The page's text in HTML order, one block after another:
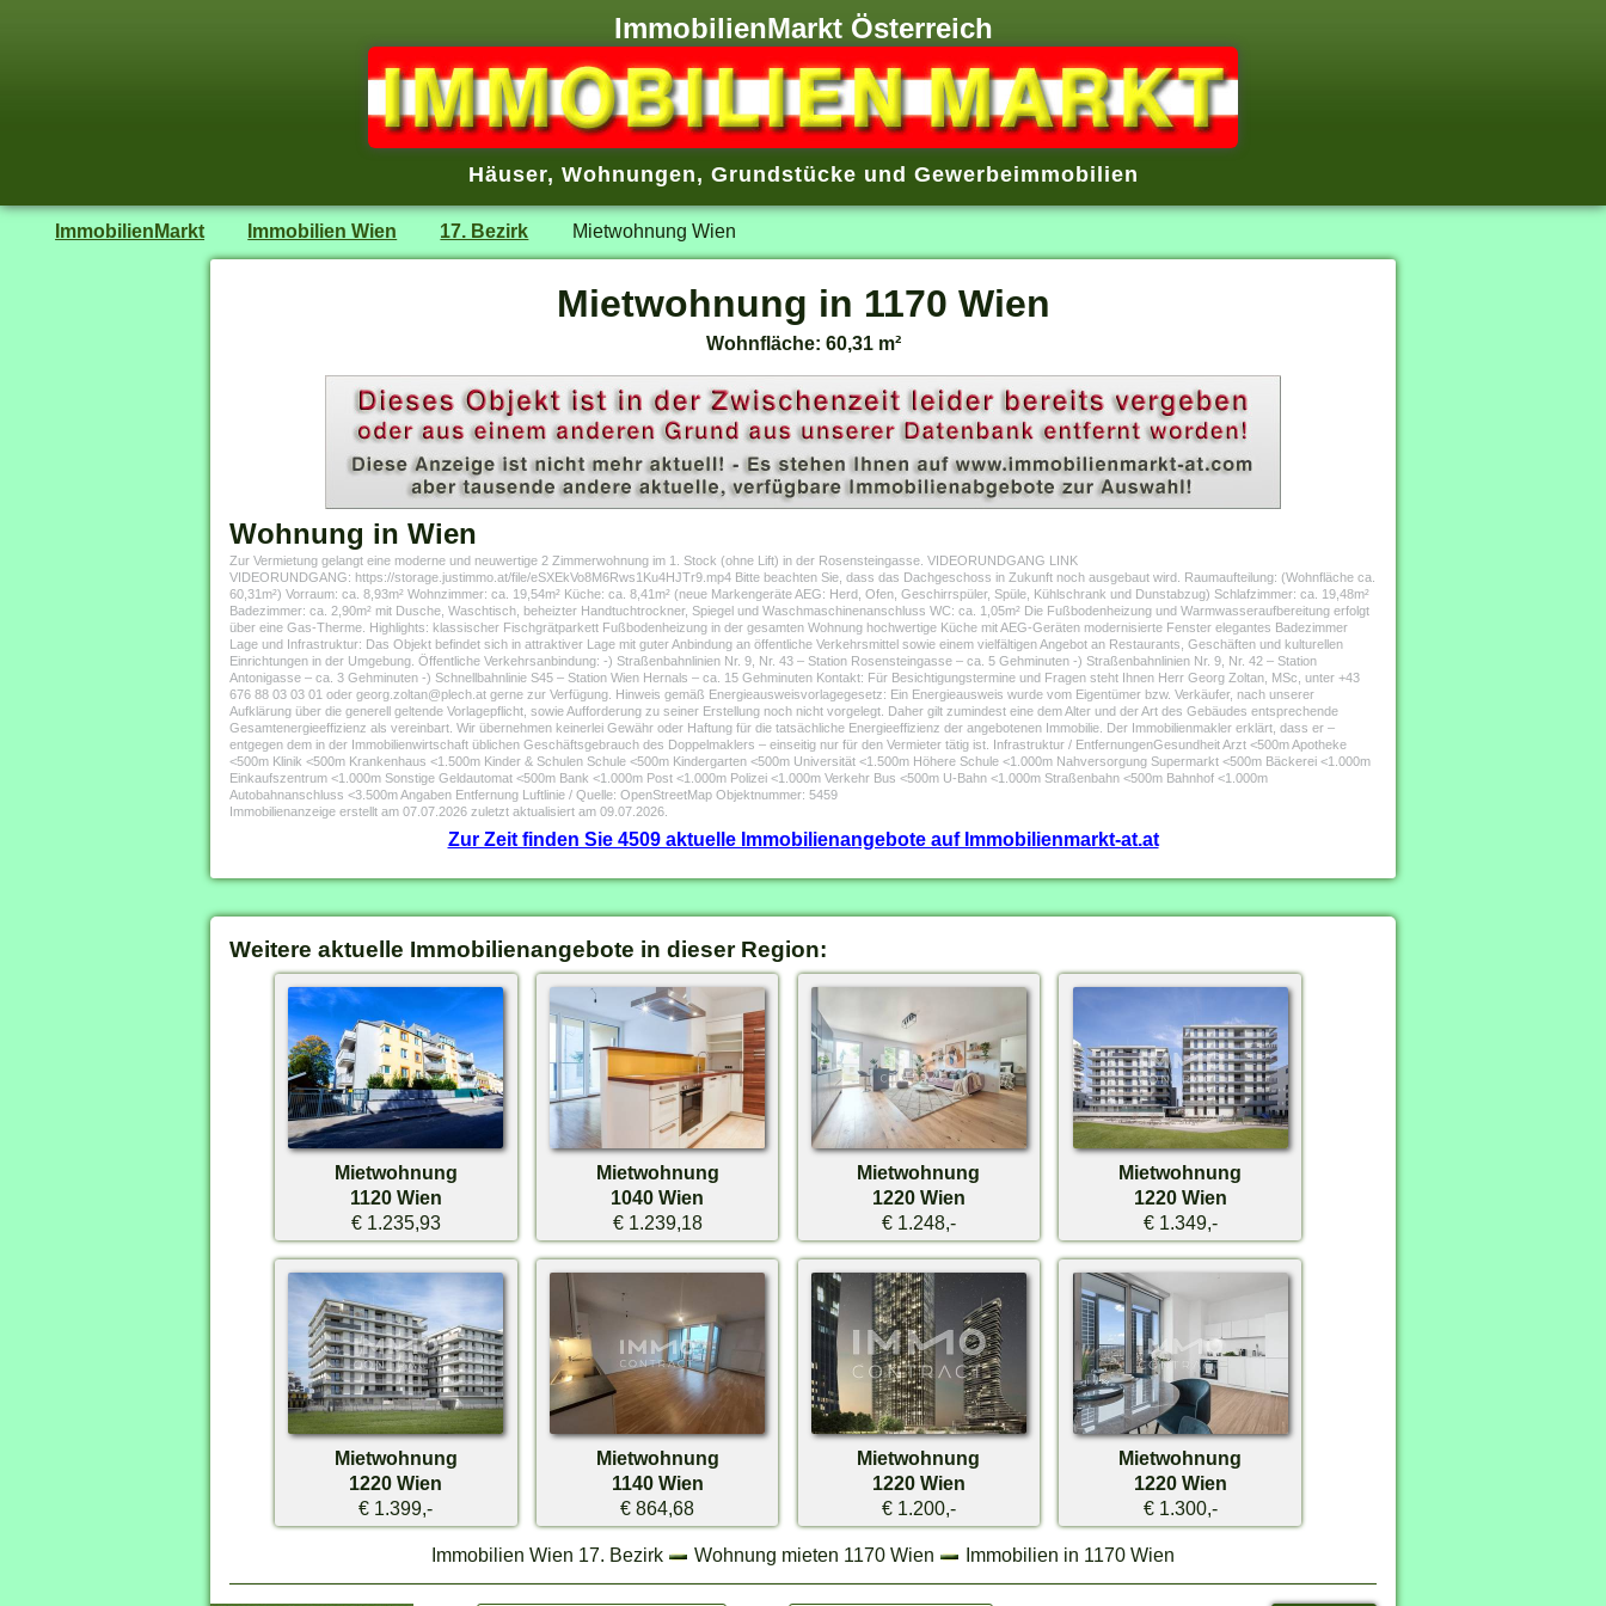
ImmobilienMarkt Österreich
Häuser, Wohnungen, Grundstücke und Gewerbeimmobilien
ImmobilienMarkt Immobilien Wien 17. Bezirk Mietwohnung Wien
Mietwohnung in 1170 Wien
Wohnfläche: 60,31 m²
Wohnung in Wien
Zur Vermietung gelangt eine moderne und neuwertige 2 Zimmerwohnung im 1. Stock (ohne Lift) in der Rosensteingasse. VIDEORUNDGANG LINK
VIDEORUNDGANG: https://storage.justimmo.at/file/eSXEkVo8M6Rws1Ku4HJTr9.mp4 Bitte beachten Sie, dass das Dachgeschoss in Zukunft noch ausgebaut wird. Raumaufteilung: (Wohnfläche ca.
60,31m²) Vorraum: ca. 8,93m² Wohnzimmer: ca. 19,54m² Küche: ca. 8,41m² (neue Markengeräte AEG: Herd, Ofen, Geschirrspüler, Spüle, Kühlschrank und Dunstabzug) Schlafzimmer: ca. 19,48m²
Badezimmer: ca. 2,90m² mit Dusche, Waschtisch, beheizter Handtuchtrockner, Spiegel und Waschmaschinenanschluss WC: ca. 1,05m² Die Fußbodenheizung und Warmwasseraufbereitung erfolgt
über eine Gas-Therme. Highlights: klassischer Fischgrätparkett Fußbodenheizung in der gesamten Wohnung hochwertige Küche mit AEG-Geräten modernisierte Fenster elegantes Badezimmer
Lage und Infrastruktur: Das Objekt befindet sich in attraktiver Lage mit guter Anbindung an öffentliche Verkehrsmittel sowie einem vielfältigen Angebot an Restaurants, Geschäften und kulturellen
Einrichtungen in der Umgebung. Öffentliche Verkehrsanbindung: -) Straßenbahnlinien Nr. 9, Nr. 43 – Station Rosensteingasse – ca. 5 Gehminuten -) Straßenbahnlinien Nr. 9, Nr. 42 – Station
Antonigasse – ca. 3 Gehminuten -) Schnellbahnlinie S45 – Station Wien Hernals – ca. 15 Gehminuten Kontakt: Für Besichtigungstermine und Fragen steht Ihnen Herr Georg Zoltan, MSc, unter +43
676 88 03 03 01 oder georg.zoltan@plech.at gerne zur Verfügung. Hinweis gemäß Energieausweisvorlagegesetz: Ein Energieausweis wurde vom Eigentümer bzw. Verkäufer, nach unserer
Aufklärung über die generell geltende Vorlagepflicht, sowie Aufforderung zu seiner Erstellung noch nicht vorgelegt. Daher gilt zumindest eine dem Alter und der Art des Gebäudes entsprechende
Gesamtenergieeffizienz als vereinbart. Wir übernehmen keinerlei Gewähr oder Haftung für die tatsächliche Energieeffizienz der angebotenen Immobilie. Der Immobilienmakler erklärt, dass er –
entgegen dem in der Immobilienwirtschaft üblichen Geschäftsgebrauch des Doppelmaklers – einseitig nur für den Vermieter tätig ist. Infrastruktur / EntfernungenGesundheit Arzt <500m Apotheke
<500m Klinik <500m Krankenhaus <1.500m Kinder & Schulen Schule <500m Kindergarten <500m Universität <1.500m Höhere Schule <1.000m Nahversorgung Supermarkt <500m Bäckerei <1.000m
Einkaufszentrum <1.000m Sonstige Geldautomat <500m Bank <1.000m Post <1.000m Polizei <1.000m Verkehr Bus <500m U-Bahn <1.000m Straßenbahn <500m Bahnhof <1.000m
Autobahnanschluss <3.500m Angaben Entfernung Luftlinie / Quelle: OpenStreetMap Objektnummer: 5459
Immobilienanzeige erstellt am 07.07.2026 zuletzt aktualisiert am 09.07.2026.
Zur Zeit finden Sie 4509 aktuelle Immobilienangebote auf Immobilienmarkt-at.at
Weitere aktuelle Immobilienangebote in dieser Region:
Mietwohnung
1120 Wien
€ 1.235,93
Mietwohnung
1040 Wien
€ 1.239,18
Mietwohnung
1220 Wien
€ 1.248,-
Mietwohnung
1220 Wien
€ 1.349,-
Mietwohnung
1220 Wien
€ 1.399,-
Mietwohnung
1140 Wien
€ 864,68
Mietwohnung
1220 Wien
€ 1.200,-
Mietwohnung
1220 Wien
€ 1.300,-
Immobilien Wien 17. Bezirk Wohnung mieten 1170 Wien Immobilien in 1170 Wien